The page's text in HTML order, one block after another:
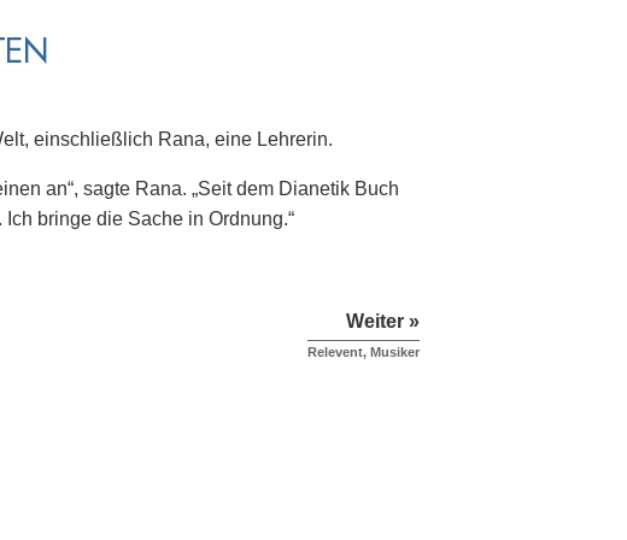
einschließlich Rana, eine Lehrerin.
an“, sagte Rana. „Seit dem Dianetik Buch
bringe die Sache in Ordnung.“
Weiter »
Relevent, Musiker